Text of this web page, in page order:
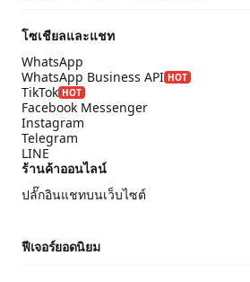
โซเชียลและแชท
WhatsApp
WhatsApp Business API HOT
TikTok HOT
Facebook Messenger
Instagram
Telegram
LINE
ร้านค้าออนไลน์
ปลั๊กอินแชทบนเว็บไซต์
ฟีเจอร์ยอดนิยม